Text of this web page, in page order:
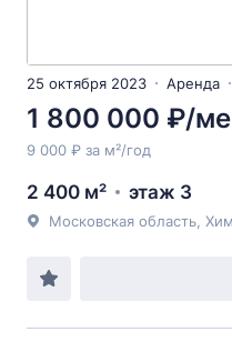
25 октября 2023 Аренда
1 800 000 ₽/
9 000 ₽ за м²/год
2 400 м² этаж 3